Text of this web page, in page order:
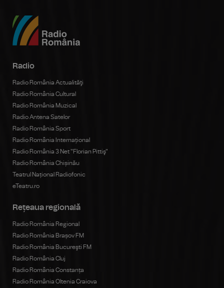
Radio
Radio România Actualităţi
Radio România Cultural
Radio România Muzical
Radio Antena Satelor
Radio România Sport
Radio România Internațional
Radio România 3 Net "Florian Pittiş"
Radio România Chișinău
Teatrul Național Radiofonic
eTeatru.ro
Rețeaua regională
Radio România Regional
Radio România Brașov FM
Radio România Bucureşti FM
Radio România Cluj
Radio România Constanța
Radio România Oltenia Craiova